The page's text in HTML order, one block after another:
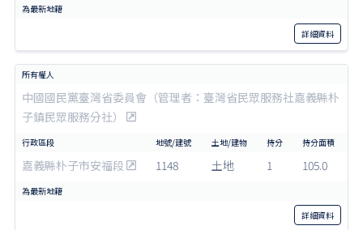
詳細資料
中國國民黨臺灣省委員會（管理者：臺灣省民眾服務社嘉義縣朴
子鎮民眾服務分社）
嘉義縣朴子市安福段 1148 土地 1 105.0
詳細資料